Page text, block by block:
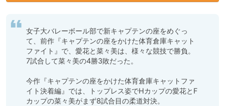
女子大バレーボール部で新キャプテンの座をめぐっ
て、前作『キャプテンの座をかけた体育倉庫キャット
ファイト』で、愛花と菜々美は、様々な競技で勝負。
7試合して菜々美の4勝3敗だった。
今作『キャプテンの座をかけた体育倉庫キャットファ
イト決着編』では、トップレス姿でHカップの愛花とF
カップの菜々美がまず8試合目の柔道対決。